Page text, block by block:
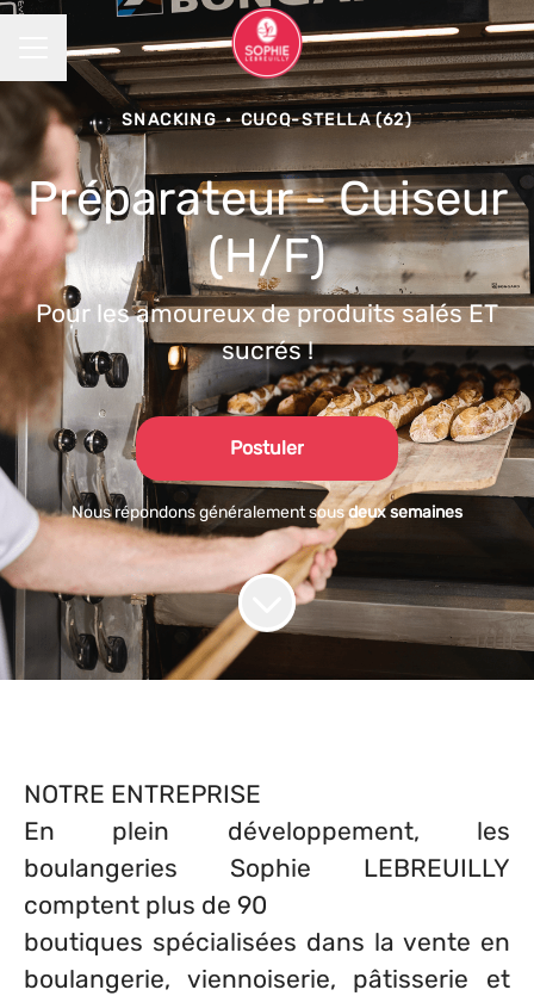
MENU CARRIÈRE
SNACKING · CUCQ-STELLA (62)
Préparateur - Cuiseur
(H/F)
Pour les amoureux de produits salés ET
sucrés !
Postuler
Nous répondons généralement sousdeux semaines
NOTRE ENTREPRISE
En plein développement, les
boulangeries Sophie LEBREUILLY
comptent plus de 90
boutiques spécialisées dans la vente en
boulangerie, viennoiserie, pâtisserie et